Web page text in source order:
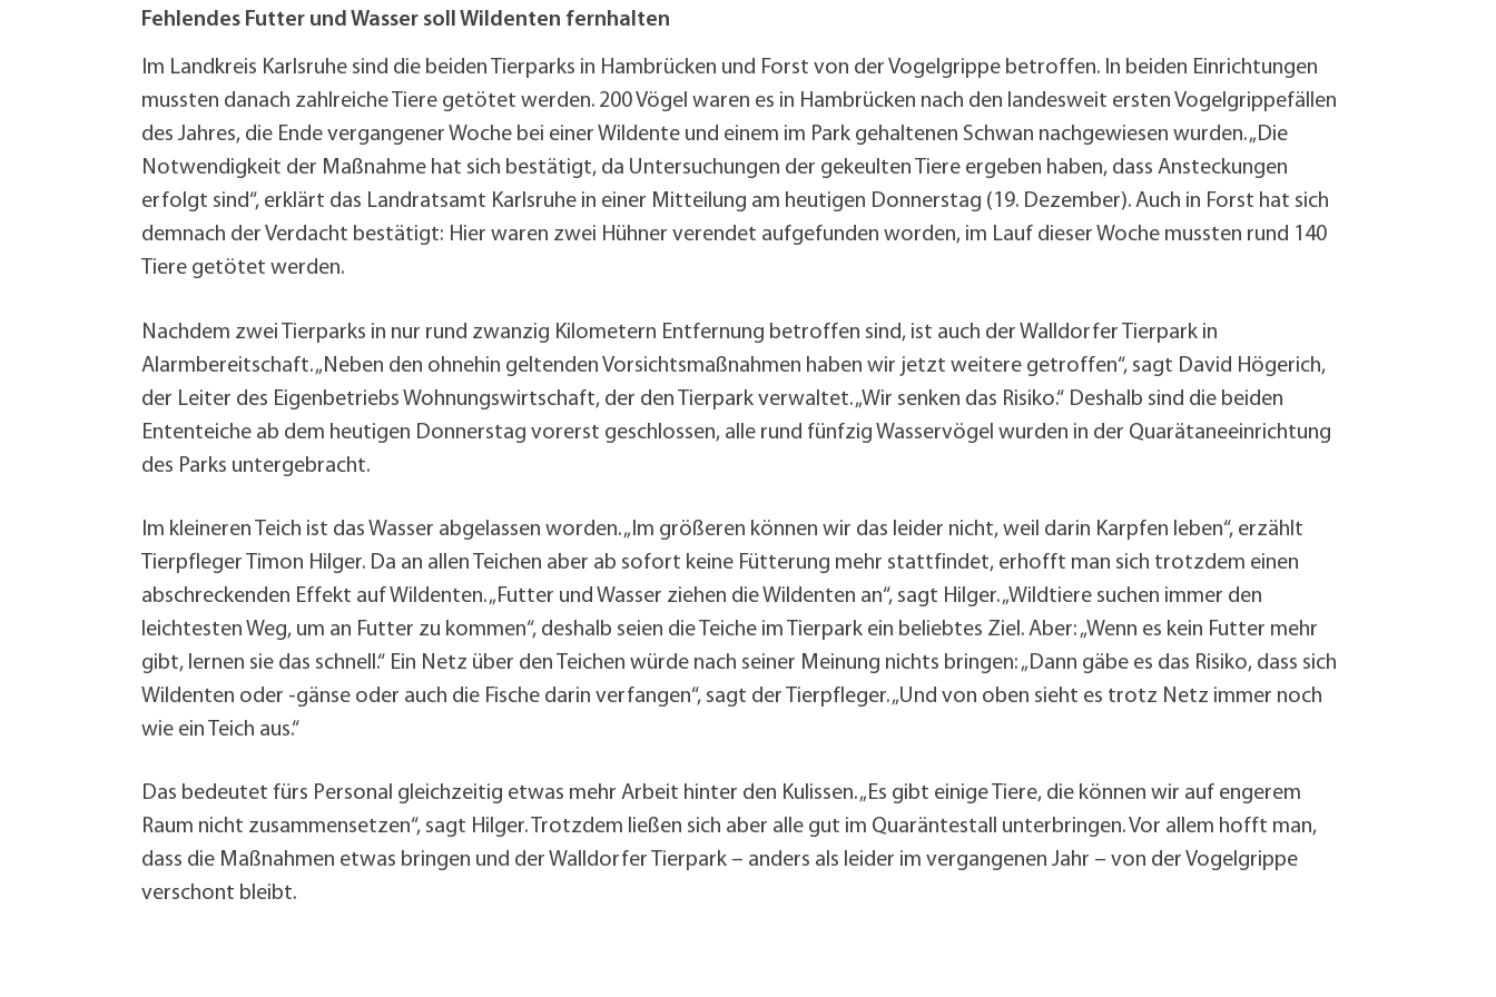
Walldorf-Süd 2. BA
Wohnungsbauförderung
Was erledige ich wo?
Wegbeschreibung
Zahlen und Fakten
Fehlendes Futter und Wasser soll Wildenten fernhalten
Im Landkreis Karlsruhe sind die beiden Tierparks in Hambrücken und Forst von der Vogelgrippe betroffen. In beiden Einrichtungen
mussten danach zahlreiche Tiere getötet werden. 200 Vögel waren es in Hambrücken nach den landesweit ersten Vogelgrippefällen
des Jahres, die Ende vergangener Woche bei einer Wildente und einem im Park gehaltenen Schwan nachgewiesen wurden. „Die
Notwendigkeit der Maßnahme hat sich bestätigt, da Untersuchungen der gekeulten Tiere ergeben haben, dass Ansteckungen
erfolgt sind“, erklärt das Landratsamt Karlsruhe in einer Mitteilung am heutigen Donnerstag (19. Dezember). Auch in Forst hat sich
demnach der Verdacht bestätigt: Hier waren zwei Hühner verendet aufgefunden worden, im Lauf dieser Woche mussten rund 140
Tiere getötet werden.
Nachdem zwei Tierparks in nur rund zwanzig Kilometern Entfernung betroffen sind, ist auch der Walldorfer Tierpark in
Alarmbereitschaft. „Neben den ohnehin geltenden Vorsichtsmaßnahmen haben wir jetzt weitere getroffen“, sagt David Högerich,
der Leiter des Eigenbetriebs Wohnungswirtschaft, der den Tierpark verwaltet. „Wir senken das Risiko.“ Deshalb sind die beiden
Ententeiche ab dem heutigen Donnerstag vorerst geschlossen, alle rund fünfzig Wasservögel wurden in der Quarätaneeinrichtung
des Parks untergebracht.
Im kleineren Teich ist das Wasser abgelassen worden. „Im größeren können wir das leider nicht, weil darin Karpfen leben“, erzählt
Tierpfleger Timon Hilger. Da an allen Teichen aber ab sofort keine Fütterung mehr stattfindet, erhofft man sich trotzdem einen
abschreckenden Effekt auf Wildenten. „Futter und Wasser ziehen die Wildenten an“, sagt Hilger. „Wildtiere suchen immer den
leichtesten Weg, um an Futter zu kommen“, deshalb seien die Teiche im Tierpark ein beliebtes Ziel. Aber: „Wenn es kein Futter mehr
gibt, lernen sie das schnell.“ Ein Netz über den Teichen würde nach seiner Meinung nichts bringen: „Dann gäbe es das Risiko, dass sich
Wildenten oder -gänse oder auch die Fische darin verfangen“, sagt der Tierpfleger. „Und von oben sieht es trotz Netz immer noch
wie ein Teich aus.“
Das bedeutet fürs Personal gleichzeitig etwas mehr Arbeit hinter den Kulissen. „Es gibt einige Tiere, die können wir auf engerem
Raum nicht zusammensetzen“, sagt Hilger. Trotzdem ließen sich aber alle gut im Quaräntestall unterbringen. Vor allem hofft man,
dass die Maßnahmen etwas bringen und der Walldorfer Tierpark – anders als leider im vergangenen Jahr – von der Vogelgrippe
verschont bleibt.